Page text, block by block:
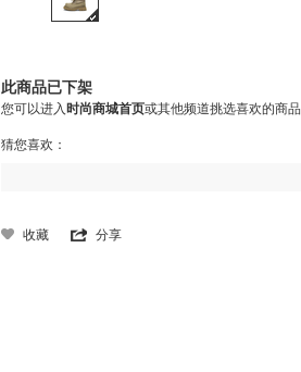
此商品已下架
您可以进入 时尚商城首页或其他频道挑选喜欢的商品
猜您喜欢：
收藏 分享